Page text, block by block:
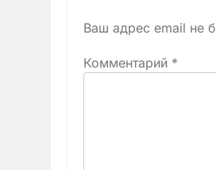
Ваш адрес email не
Комментарий *